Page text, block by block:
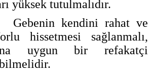
yüksek tutulmalıdır.
Gebenin kendini rahat ve
hissetmesi sağlanmalı,
uygun bir refakatçi